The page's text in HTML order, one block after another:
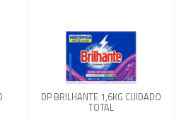
DP BRILHANTE 1,6KG CUIDADO
TOTAL